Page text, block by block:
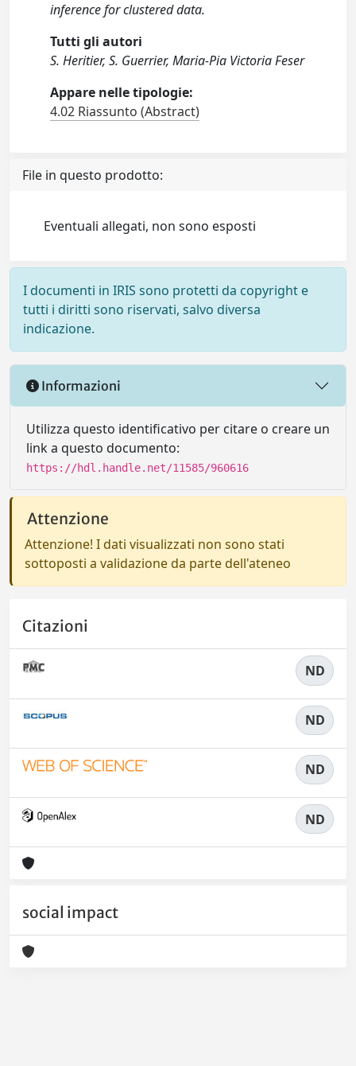
inference for clustered data.
Tutti gli autori
S. Heritier, S. Guerrier, Maria-Pia Victoria Feser
Appare nelle tipologie:
4.02 Riassunto (Abstract)
File in questo prodotto:
Eventuali allegati, non sono esposti
I documenti in IRIS sono protetti da copyright e
tutti i diritti sono riservati, salvo diversa
indicazione.
Informazioni
Utilizza questo identificativo per citare o creare un
link a questo documento:
https://hdl.handle.net/11585/960616
Attenzione
Attenzione! I dati visualizzati non sono stati
sottoposti a validazione da parte dell'ateneo
Citazioni
ND
ND
ND
ND
social impact